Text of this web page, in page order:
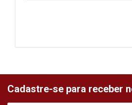
Cadastre-se para receber